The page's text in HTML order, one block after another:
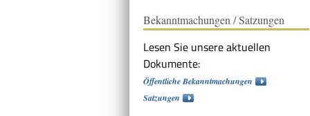
Bekanntmachungen / Satzungen
Lesen Sie unsere aktuellen
Dokumente:
Öffentliche Bekanntmachungen
Satzungen